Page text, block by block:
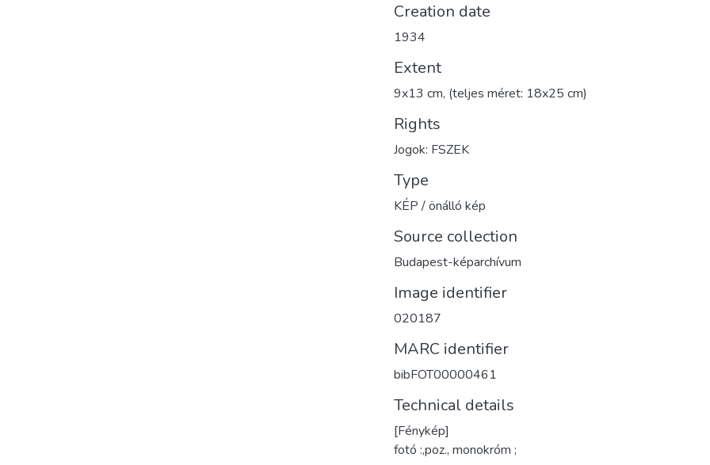
Creation date
1934
Extent
9x13 cm, (teljes méret: 18x25 cm)
Rights
Jogok: FSZEK
Type
KÉP / önálló kép
Source collection
Budapest-képarchívum
Image identifier
020187
MARC identifier
bibFOT00000461
Technical details
[Fénykép]
fotó :,poz., monokróm ;